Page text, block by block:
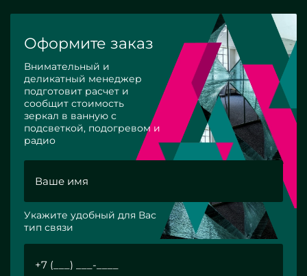
Оформите заказ
Внимательный и
деликатный менеджер
подготовит расчет и
сообщит стоимость
зеркал в ванную с
подсветкой, подогревом и
радио
Укажите удобный для Вас
тип связи